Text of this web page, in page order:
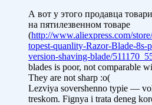
А вот у этого продавца
на пятилезвенном товаре
(http://www.aliexpress.com/
topest-quanlity-Razor-Blade-
version-shaving-blade/
blades is poor, not comparable
They are not sharp :o(
Lezviya sovershenno typie —
treskom. Fignya i trata deneg